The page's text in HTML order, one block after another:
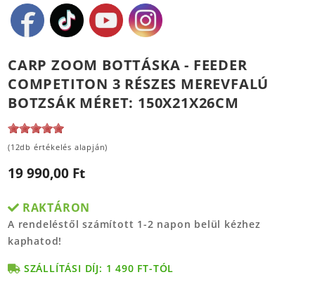
CARP ZOOM BOTTÁSKA - FEEDER
COMPETITON 3 RÉSZES MEREVFALÚ
BOTZSÁK MÉRET: 150X21X26CM
(12db értékelés alapján)
19 990,00 Ft
RAKTÁRON
A rendeléstől számított 1-2 napon belül kézhez
kaphatod!
SZÁLLÍTÁSI DÍJ: 1 490 FT-TÓL